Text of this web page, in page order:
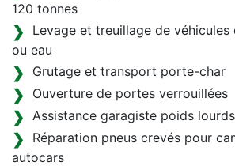
120 tonnes
Levage et treuillage de véhicules
ou eau
Grutage et transport porte-char
Ouverture de portes verrouillées
Assistance garagiste poids
Réparation pneus crevés pour
autocars